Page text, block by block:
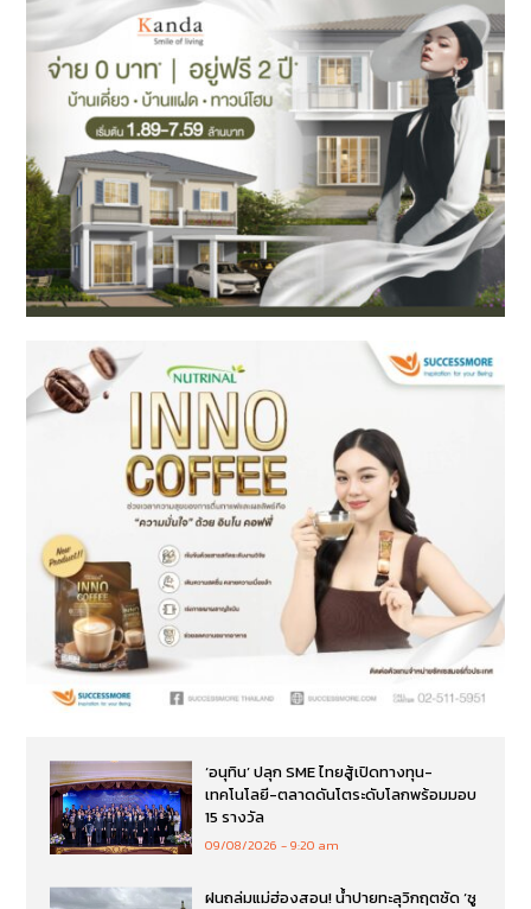
‘อนุทิน’ ปลุก SME ไทยสู้เปิดทางทุน-
เทคโนโลยี-ตลาดดันโตระดับโลกพร้อมมอบ
15 รางวัล
09/08/2026 9:20 am
ฝนถล่มแม่ฮ่องสอน! น้ำปายทะลุวิกฤตซัด ‘ซู